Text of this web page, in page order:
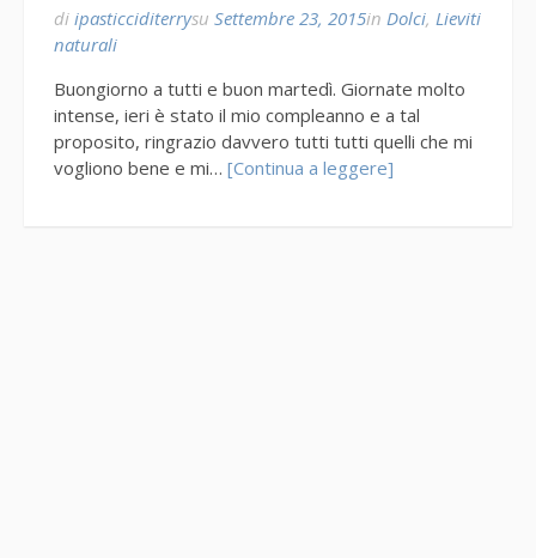
di ipasticciditerrysu Settembre 23, 2015in Dolci, Lieviti
naturali
Buongiorno a tutti e buon martedì. Giornate molto
intense, ieri è stato il mio compleanno e a tal
proposito, ringrazio davvero tutti tutti quelli che mi
vogliono bene e mi… [Continua a leggere]